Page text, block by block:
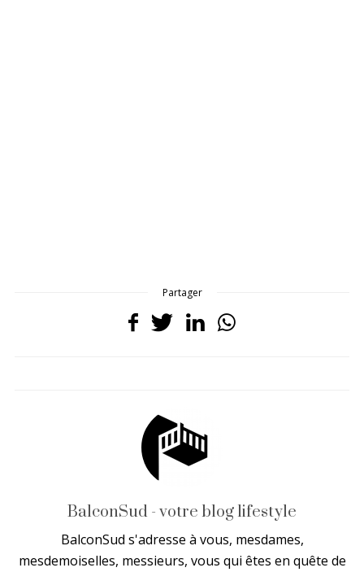
Partager
BalconSud - votre blog lifestyle
BalconSud s'adresse à vous, mesdames,
mesdemoiselles, messieurs, vous qui êtes en quête de